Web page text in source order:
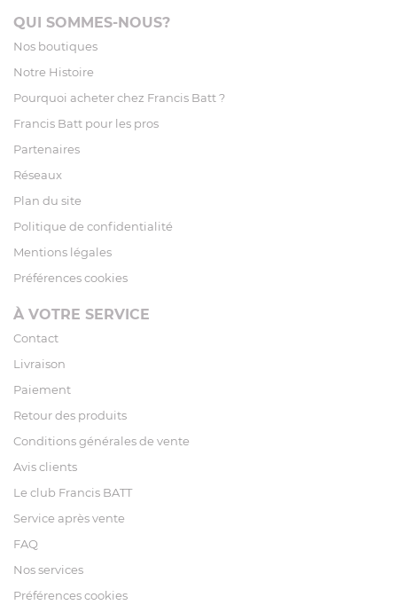
QUI SOMMES-NOUS?
Nos boutiques
Notre Histoire
Pourquoi acheter chez Francis Batt ?
Francis Batt pour les pros
Partenaires
Réseaux
Plan du site
Politique de confidentialité
Mentions légales
Préférences cookies
À VOTRE SERVICE
Contact
Livraison
Paiement
Retour des produits
Conditions générales de vente
Avis clients
Le club Francis BATT
Service après vente
FAQ
Nos services
Préférences cookies